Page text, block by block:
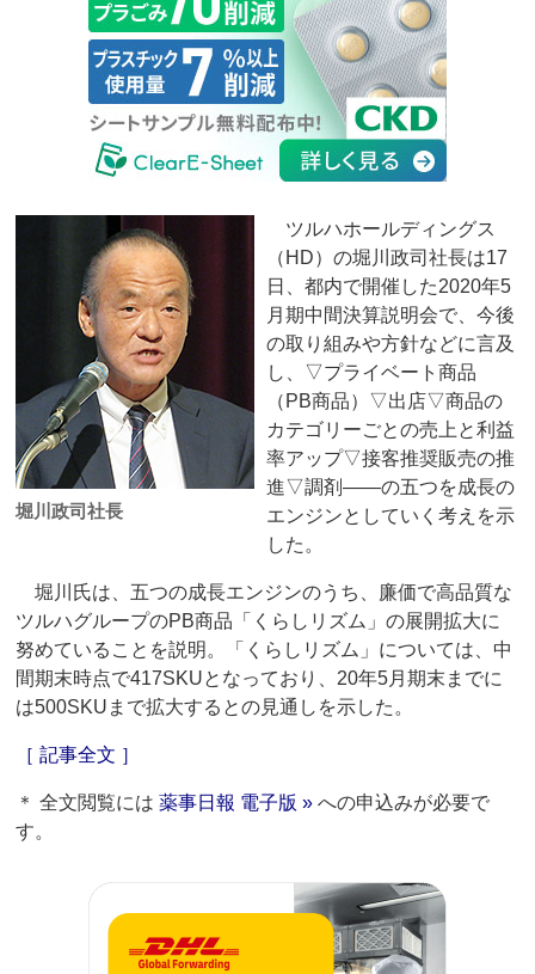
堀川政司社長
ツルハホールディングス
（HD）の堀川政司社長は17
日、都内で開催した2020年5
月期中間決算説明会で、今後
の取り組みや方針などに言及
し、▽プライベート商品
（PB商品）▽出店▽商品の
カテゴリーごとの売上と利益
率アップ▽接客推奨販売の推
進▽調剤――の五つを成長の
エンジンとしていく考えを示
した。
堀川氏は、五つの成長エンジンのうち、廉価で高品質な
ツルハグループのPB商品「くらしリズム」の展開拡大に
努めていることを説明。「くらしリズム」については、中
間期末時点で417SKUとなっており、20年5月期末までに
は500SKUまで拡大するとの見通しを示した。
［ 記事全文 ］
＊ 全文閲覧には薬事日報 電子版 » への申込みが必要で
す。